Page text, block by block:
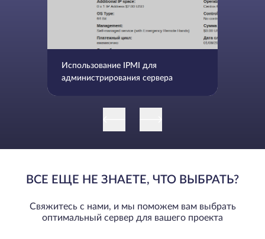
Использование IPMI для
администрирования сервера
ВСЕ ЕЩЕ НЕ ЗНАЕТЕ, ЧТО ВЫБРАТЬ?
Свяжитесь с нами, и мы поможем вам выбрать
оптимальный сервер для вашего проекта